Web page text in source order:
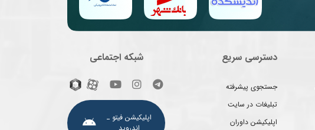
دسترسی سریع
جستجوی پیشرفته
تبلیغات در سایت
اپلیکیشن داوران
شبکه اجتماعی
اپلیکیشن فیتو ـ